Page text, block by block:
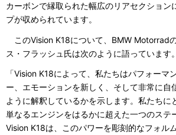
カーボンで縁取られた幅広のリアセクション
プが収められています。
このVision K18について、BMW Motorrad
ス・フラッシュ氏は次のように語っています。
「Vision K18によって、私たちはパフォーマ
ー、エモーションを新しく、そして非常に自
ように解釈しているかを示します。私たちに
単なるエンジンをはるかに超えた一つのステ
Vision K18は、このパワーを彫刻的なフォル